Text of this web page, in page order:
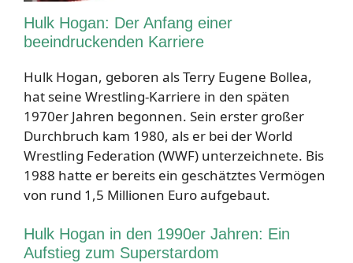
Hulk Hogan: Der Anfang einer
beeindruckenden Karriere
Hulk Hogan, geboren als Terry Eugene Bollea,
hat seine Wrestling-Karriere in den späten
1970er Jahren begonnen. Sein erster großer
Durchbruch kam 1980, als er bei der World
Wrestling Federation (WWF) unterzeichnete. Bis
1988 hatte er bereits ein geschätztes Vermögen
von rund 1,5 Millionen Euro aufgebaut.
Hulk Hogan in den 1990er Jahren: Ein
Aufstieg zum Superstardom